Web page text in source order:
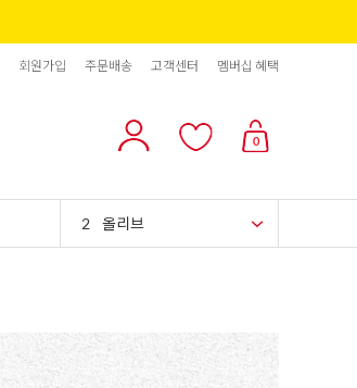
회원가입 주문배송 고객센터 멤버십 혜택
0
리치스 올리브
2 올리브
파인애플